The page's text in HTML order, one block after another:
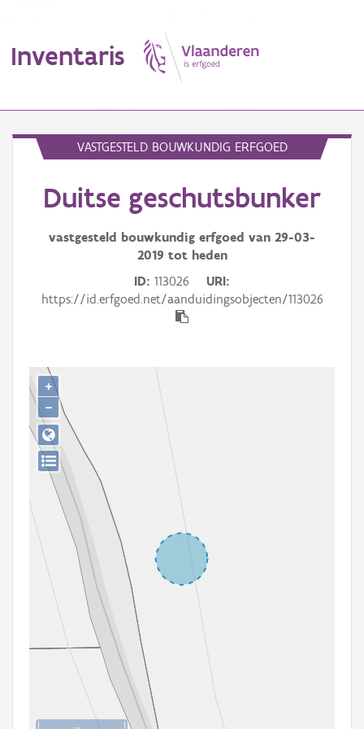
Inventaris
Erfgoedobject
Aanduidingsobject
Thema
Persoon of collectief
Downloads
Hergebruik
Aanmelden
VASTGESTELD BOUWKUNDIG ERFGOED
Duitse geschutsbunker
vastgesteld bouwkundig erfgoed van 29-03-
2019 tot heden
ID 113026
URI
https://id.erfgoed.net/aanduidingsobjecten/113026
+
−